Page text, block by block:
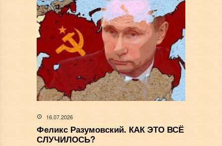
16.07.2026
Феликс Разумовский. КАК ЭТО ВСЁ
СЛУЧИЛОСЬ?